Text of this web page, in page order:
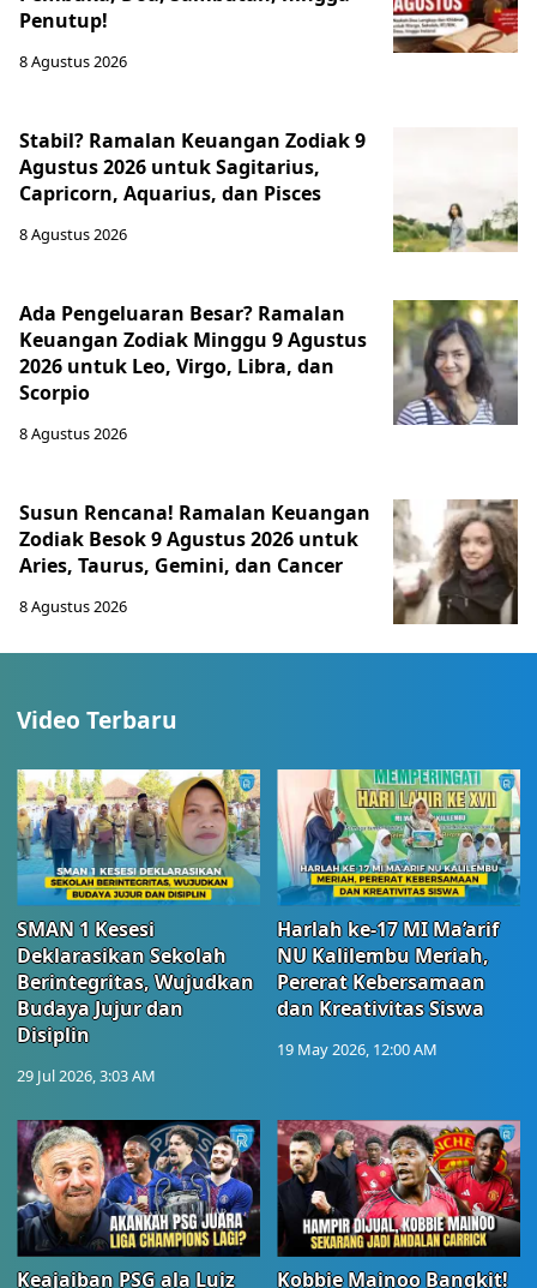
Penutup!
8 Agustus 2026
Stabil? Ramalan Keuangan Zodiak 9
Agustus 2026 untuk Sagitarius,
Capricorn, Aquarius, dan Pisces
8 Agustus 2026
Ada Pengeluaran Besar? Ramalan
Keuangan Zodiak Minggu 9 Agustus
2026 untuk Leo, Virgo, Libra, dan
Scorpio
8 Agustus 2026
Susun Rencana! Ramalan Keuangan
Zodiak Besok 9 Agustus 2026 untuk
Aries, Taurus, Gemini, dan Cancer
8 Agustus 2026
Video Terbaru
SMAN 1 Kesesi
Deklarasikan Sekolah
Berintegritas, Wujudkan
Budaya Jujur dan
Disiplin
29 Jul 2026, 3:03 AM
Harlah ke-17 MI Ma’arif
NU Kalilembu Meriah,
Pererat Kebersamaan
dan Kreativitas Siswa
19 May 2026, 12:00 AM
Keajaiban PSG ala Luiz
Kobbie Mainoo Bangkit!